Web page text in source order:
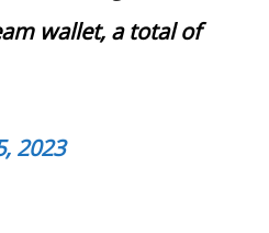
wallet, a total of
2023